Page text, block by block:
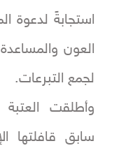
استجابةً لدعوة
العون
لجمع التبرعات.
وأطلقت